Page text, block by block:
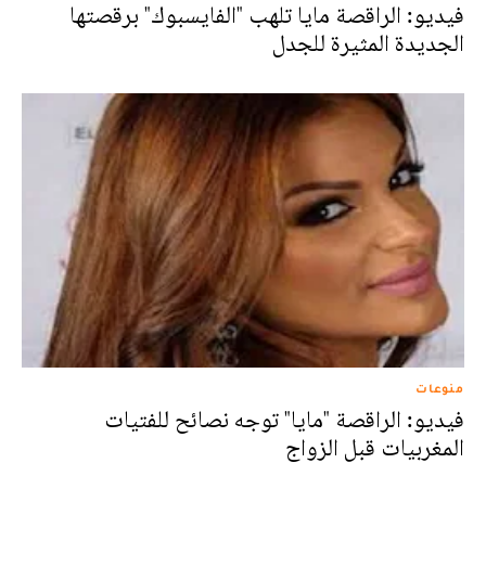
فيديو: الراقصة مايا تلهب "الفايسبوك" برقصتها
الجديدة المثيرة للجدل
منوعات
فيديو: الراقصة "مايا" توجه نصائح للفتيات
المغربيات قبل الزواج